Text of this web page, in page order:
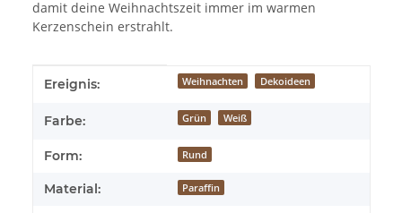
damit deine Weihnachtszeit immer im warmen
Kerzenschein erstrahlt.
Produkteigenschaft
Wert
Ereignis: Weihnachten Dekoideen
Farbe: Grün Weiß
Form: Rund
Material: Paraffin